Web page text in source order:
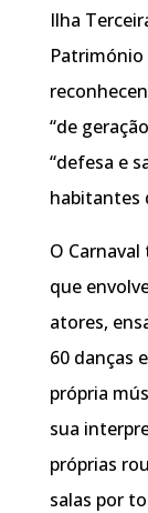
Ilha
Património
“de
“defesa e
habitantes
O
que
atores,
60 danças
própria
sua
próprias
salas por